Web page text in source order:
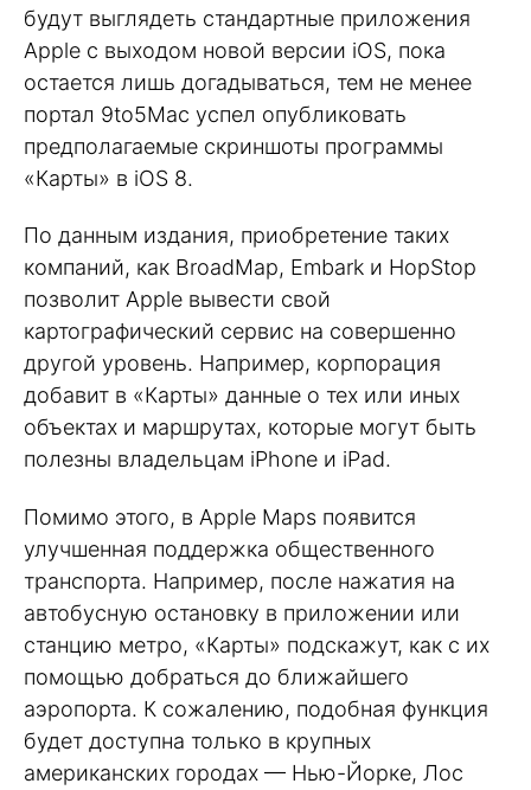
будут выглядеть стандартные приложения
Apple с выходом новой версии iOS, пока
остается лишь догадываться, тем не менее
портал 9to5Mac успел опубликовать
предполагаемые скриншоты программы
«Карты» в iOS 8.
По данным издания, приобретение таких
компаний, как BroadMap, Embark и HopStop
позволит Apple вывести свой
картографический сервис на совершенно
другой уровень. Например, корпорация
добавит в «Карты» данные о тех или иных
объектах и маршрутах, которые могут быть
полезны владельцам iPhone и iPad.
Помимо этого, в Apple Maps появится
улучшенная поддержка общественного
транспорта. Например, после нажатия на
автобусную остановку в приложении или
станцию метро, «Карты» подскажут, как с их
помощью добраться до ближайшего
аэропорта. К сожалению, подобная функция
будет доступна только в крупных
американских городах — Нью-Йорке, Лос